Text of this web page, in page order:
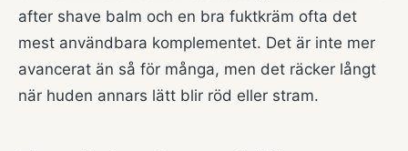
after shave balm och en bra fuktkräm ofta det
mest användbara komplementet. Det är inte mer
avancerat än så för många, men det räcker långt
när huden annars lätt blir röd eller stram.